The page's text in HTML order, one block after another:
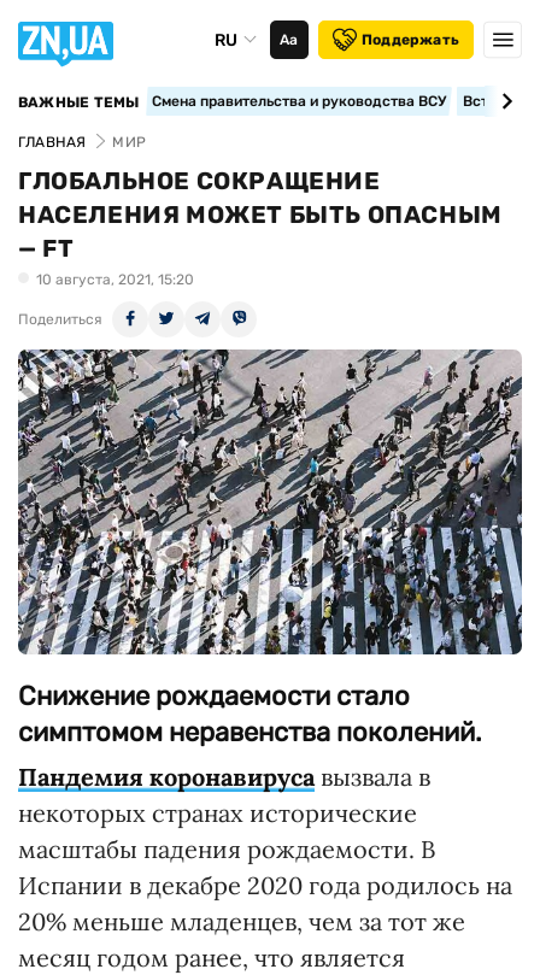
RU Аа Поддержать
ВАЖНЫЕ ТЕМЫ Смена правительства и руководства ВСУ
ГЛАВНАЯ МИР
ГЛОБАЛЬНОЕ СОКРАЩЕНИЕ
НАСЕЛЕНИЯ МОЖЕТ БЫТЬ ОПАСНЫМ
— FT
10 августа, 2021, 15:20
Поделиться
Снижение рождаемости стало
симптомом неравенства поколений.
Пандемия коронавирусавызвала в
некоторых странах исторические
масштабы падения рождаемости. В
Испании в декабре 2020 года родилось на
20% меньше младенцев, чем за тот же
месяц годом ранее, что является